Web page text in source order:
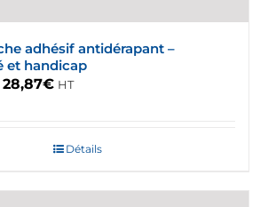
produit
adhésif antidérapant –
et handicap
28,87€ HT
Détails